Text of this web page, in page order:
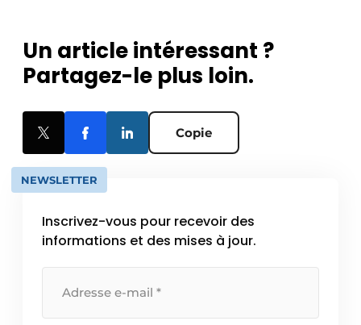
Un article intéressant ?
Partagez-le plus loin.
Copie
NEWSLETTER
Inscrivez-vous pour recevoir des
informations et des mises à jour.